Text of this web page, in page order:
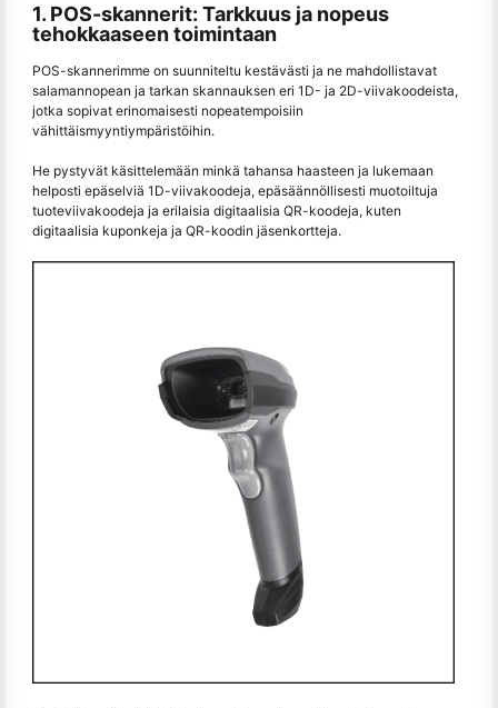
1. POS-skannerit: Tarkkuus ja nopeus
tehokkaaseen toimintaan
POS-skannerimme on suunniteltu kestävästi ja ne mahdollistavat
salamannopean ja tarkan skannauksen eri 1D- ja 2D-viivakoodeista,
jotka sopivat erinomaisesti nopeatempoisiin
vähittäismyyntiympäristöihin.
He pystyvät käsittelemään minkä tahansa haasteen ja lukemaan
helposti epäselviä 1D-viivakoodeja, epäsäännöllisesti muotoiltuja
tuoteviivakoodeja ja erilaisia digitaalisia QR-koodeja, kuten
digitaalisia kuponkeja ja QR-koodin jäsenkortteja.